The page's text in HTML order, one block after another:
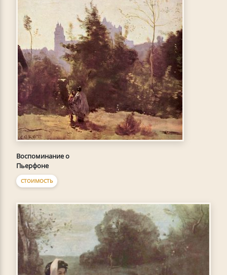
Воспоминание о
Пьерфоне
СТОИМОСТЬ